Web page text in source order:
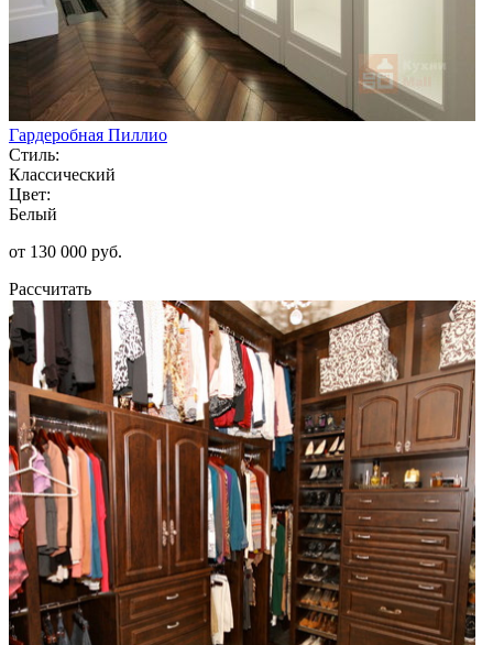
Гардеробная Пиллио
Стиль:
Классический
Цвет:
Белый
от 130 000 руб.
Рассчитать